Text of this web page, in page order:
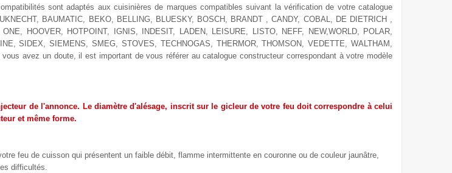
sont adaptés aux cuisinières de marques compatibles suivant la vérification de votre catalogue
BAUMATIC, BEKO, BELLING, BLUESKY, BOSCH, BRANDT , CANDY, COBAL, DE DIETRICH ,
HOOVER, HOTPOINT, IGNIS, INDESIT, LADEN, LEISURE, LISTO, NEFF, NEW,WORLD, POLAR,
SIDEX, SIEMENS, SMEG, STOVES, TECHNOGAS, THERMOR, THOMSON, VEDETTE, WALTHAM,
avez un doute, il est important de vous référer au catalogue constructeur correspondant à votre modèle
de l'annonce. Le diamètre d'alésage, inscrit sur le gicleur de votre feu doit correspondre à celui
et même forme.
feu de cuisson qui présentent un faible débit, flamme intermittente en couronne ou de couleur jaunâtre,
difficultés.